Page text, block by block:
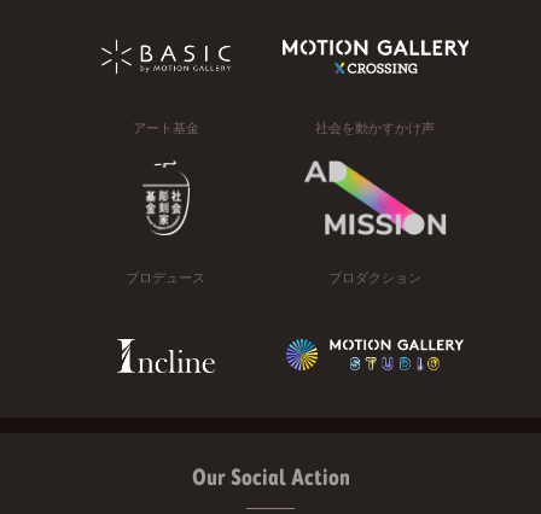
アート基金 社会を動かすかけ声
プロデュース プロダクション
Our Social Action